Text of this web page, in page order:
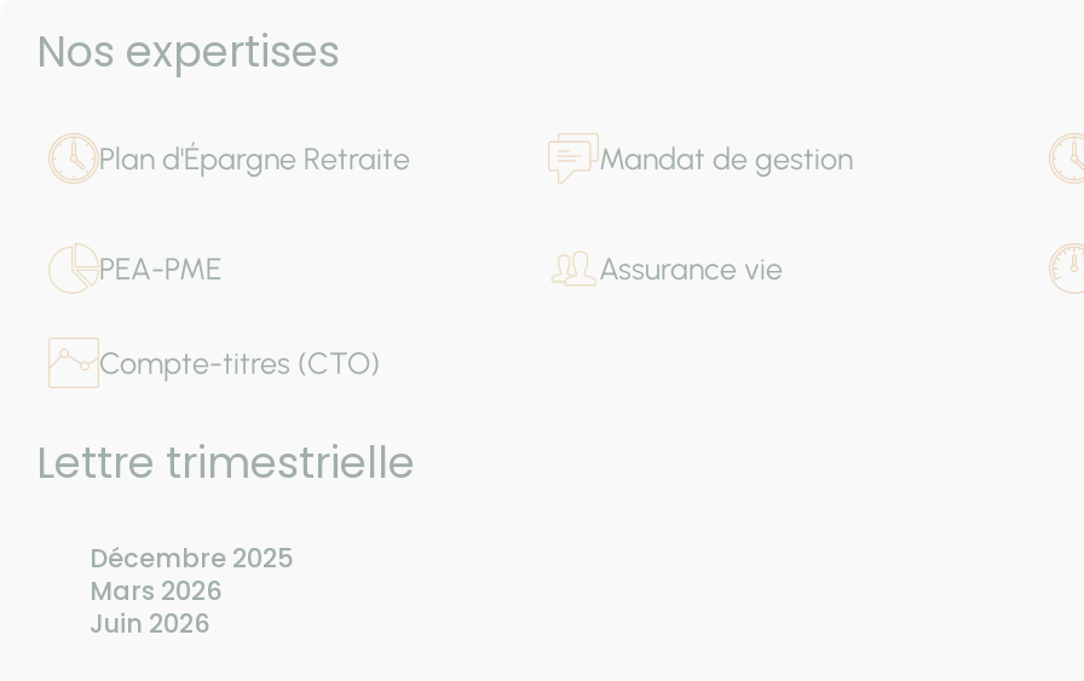
Nos expertises
Plan d'Épargne Retraite
PEA-PME
Compte-titres (CTO)
Mandat de gestion
Assurance vie
Lettre trimestrielle
Décembre 2025
Mars 2026
Juin 2026